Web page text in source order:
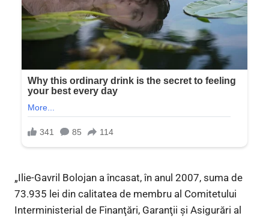
„Ilie-Gavril Bolojan a încasat, în anul 2007, suma de
73.935 lei din calitatea de membru al Comitetului
Interministerial de Finanţări, Garanţii şi Asigurări al